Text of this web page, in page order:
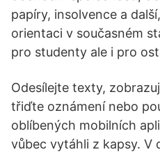
papíry, insolvence a
orientaci v současném
pro studenty ale i pro
Odesílejte texty,
třiďte oznámení nebo
oblíbených mobilních
vůbec vytáhli z kapsy. V